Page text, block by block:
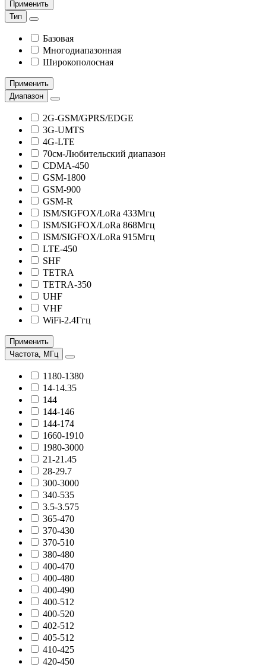
Применить
Тип
Базовая
Многодиапазонная
Широкополосная
Применить
Диапазон
2G-GSM/GPRS/EDGE
3G-UMTS
4G-LTE
70см-Любительский диапазон
CDMA-450
GSM-1800
GSM-900
GSM-R
ISM/SIGFOX/LoRa 433Мгц
ISM/SIGFOX/LoRa 868Мгц
ISM/SIGFOX/LoRa 915Мгц
LTE-450
SHF
TETRA
TETRA-350
UHF
VHF
WiFi-2.4Ггц
Применить
Частота, МГц
1180-1380
14-14.35
144
144-146
144-174
1660-1910
1980-3000
21-21.45
28-29.7
300-3000
340-535
3.5-3.575
365-470
370-430
370-510
380-480
400-470
400-480
400-490
400-512
400-520
402-512
405-512
410-425
420-450